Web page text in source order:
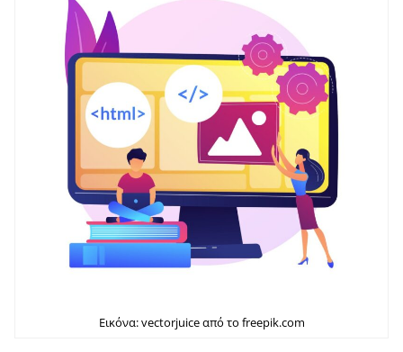
Εικόνα: vectorjuice από το freepik.com